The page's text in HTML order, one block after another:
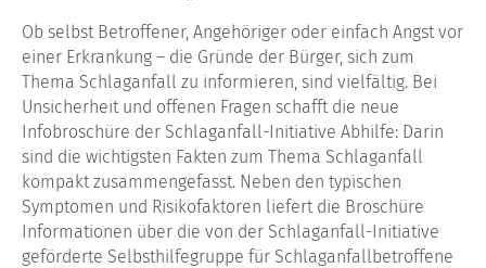
Ob selbst Betroffener, Angehöriger oder einfach Angst vor
einer Erkrankung – die Gründe der Bürger, sich zum
Thema Schlaganfall zu informieren, sind vielfältig. Bei
Unsicherheit und offenen Fragen schafft die neue
Infobroschüre der Schlaganfall-Initiative Abhilfe: Darin
sind die wichtigsten Fakten zum Thema Schlaganfall
kompakt zusammengefasst. Neben den typischen
Symptomen und Risikofaktoren liefert die Broschüre
Informationen über die von der Schlaganfall-Initiative
geförderte Selbsthilfegruppe für Schlaganfallbetroffene